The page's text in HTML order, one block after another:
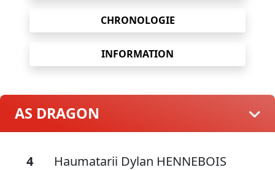
CHRONOLOGIE
INFORMATION
AS DRAGON
4 Haumatarii Dylan HENNEBOIS